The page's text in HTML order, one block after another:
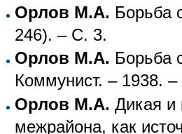
Орлов М.А. Борьба
246). – С. 3.
Орлов М.А. Борьба
Коммунист. – 1938.
Орлов М.А. Дикая и
межрайона, как